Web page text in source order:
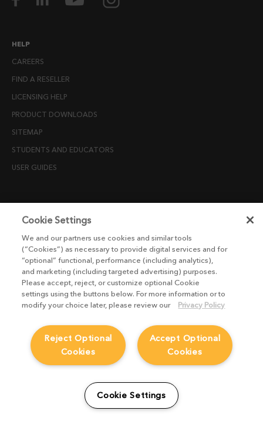
HELP
CAREERS
FIND A RESELLER
LICENSING HELP
PRODUCT DOWNLOADS
SITEMAP
STUDENTS AND EDUCATORS
USER GUIDES
CANDIDATE PRIVACY NOTICE
COOKIE POLICY
END USER LICENSE AGREEMENTS
ENVIRONMENT POLICY
ESG MISSION STATEMENT
LICENSE TRANSFER POLICY
MODERN SLAVERY ACT STATEMENT
PRIVACY NOTICE
PRIVACY RIGHTS REQUEST FORM
WEBSITE TERMS AND CONDITIONS
Cookie Settings
We and our partners use cookies and similar tools
(“Cookies”) as necessary to provide digital services and for
“optional” functional, performance (including analytics),
and marketing (including targeted advertising) purposes.
Please accept, reject, or customize optional Cookie
settings using the buttons below. For more information or to
modify your choice later, please review our
Privacy Policy
Accept Optional
Cookies
Reject Optional
Cookies
Cookie Settings